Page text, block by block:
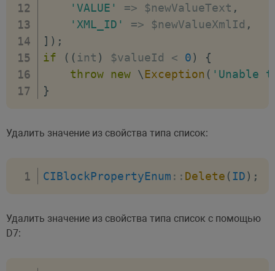
'VALUE'
=> $newValueText ,
'XML_ID'
=> $newValueXmlId ,
] ) ;
if
( (int ) $valueId < 0)
{
throw new \Exception ( 'Unable
}
Удалить значение из свойства типа список:
CIBlockPropertyEnum : : Delete (ID) ;
Удалить значение из свойства типа список с помощью
D7: